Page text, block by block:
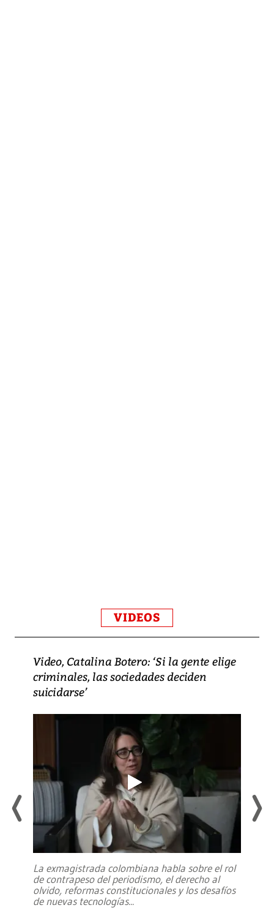
VIDEOS
Video, Catalina Botero: ‘Si la gente elige
criminales, las sociedades deciden
suicidarse’
La exmagistrada colombiana habla sobre el rol
de contrapeso del periodismo, el derecho al
olvido, reformas constitucionales y los desafíos
de nuevas tecnologías...